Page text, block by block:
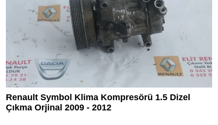
Renault Symbol Klima Kompresörü 1.5 Dizel
Çıkma Orjinal 2009 - 2012